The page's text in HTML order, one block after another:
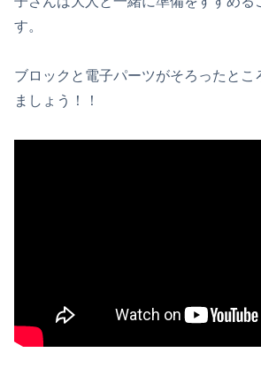
す。
ブロックと電子パーツがそろったとこ
ましょう！！